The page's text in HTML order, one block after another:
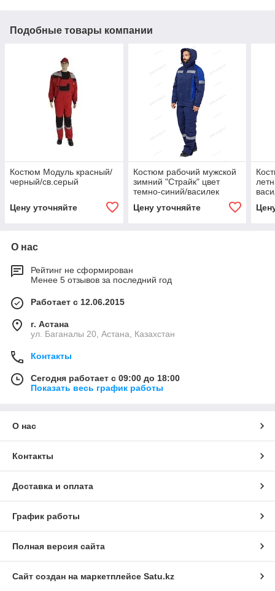
Подобные товары компании
Костюм Модуль красный/
черный/св.серый
Цену уточняйте
Костюм рабочий мужской
зимний "Страйк" цвет
темно-синий/василек
Цену уточняйте
О нас
Рейтинг не сформирован
Менее 5 отзывов за последний год
Работает с 12.06.2015
г. Астана
ул. Баганалы 20, Астана, Казахстан
Контакты
Сегодня работает с 09:00 до 18:00
Показать весь график работы
О нас
Контакты
Доставка и оплата
График работы
Полная версия сайта
Сайт создан на маркетплейсе Satu.kz